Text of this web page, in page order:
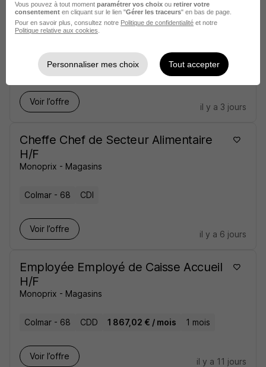
Employée Employé de Caisse Accueil
H/F
Colmar - 68 CDD 1 867,02 € / mois 1 mois
Voir l’offre
il y a 3 jours
Cheffe Chef de Secteur Alimentaire
H/F
Monoprix - Magasins
Colmar - 68 CDI
Voir l’offre
il y a 6 jours
Employée Employé de Caisse Accueil
H/F
Monoprix - Magasins
Colmar - 68 CDD 1 867,02 € / mois 1 mois
Voir l’offre
il y a 11 jours
Vous pouvez à tout moment paramétrer vos choix ou retirer votre
consentement en cliquant sur le lien "Gérer les traceurs" en bas de page.
Pour en savoir plus, consultez notre Politique de confidentialité et notre
Politique relative aux cookies
Personnaliser mes choix Tout accepter